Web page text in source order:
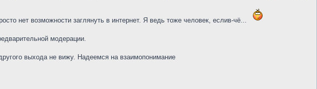
нет возможности заглянуть в интернет. Я ведь тоже человек, еслив-чё...
модерации.
выхода не вижу. Надеемся на взаимопонимание